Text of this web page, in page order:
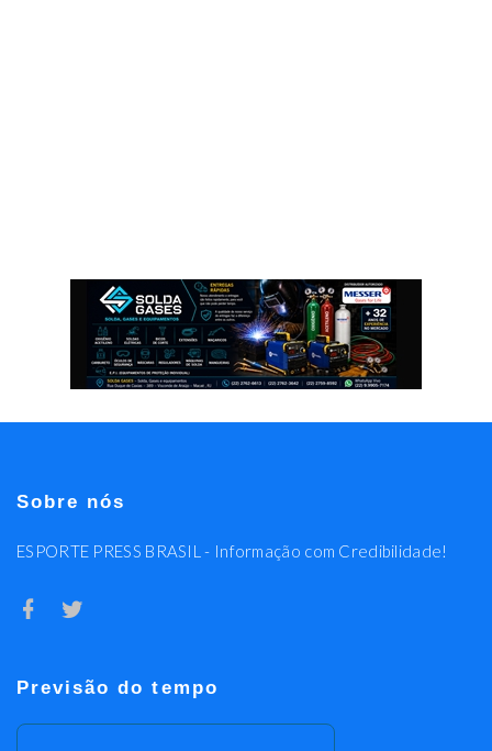
Sobre nós
ESPORTE PRESS BRASIL - Informação com Credibilidade!
Previsão do tempo